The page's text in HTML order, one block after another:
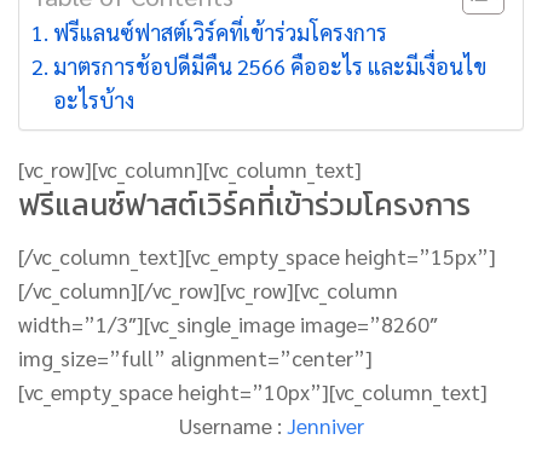
ฟรีแลนซ์ฟาสต์เวิร์คที่เข้าร่วมโครงการ
มาตรการช้อปดีมีคืน 2566 คืออะไร และมีเงื่อนไข
อะไรบ้าง
[vc_row][vc_column][vc_column_text]
ฟรีแลนซ์ฟาสต์เวิร์คที่เข้าร่วมโครงการ
[/vc_column_text][vc_empty_space height=”15px”]
[/vc_column][/vc_row][vc_row][vc_column
width=”1/3″][vc_single_image image=”8260″
img_size=”full” alignment=”center”]
[vc_empty_space height=”10px”][vc_column_text]
Username : Jenniver